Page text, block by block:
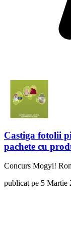
Castiga fotolii
pachete cu
Concurs Mogyi!
publicat pe 5 Martie